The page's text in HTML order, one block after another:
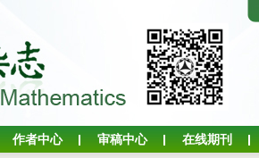
作者中心 审稿中心 在线期刊